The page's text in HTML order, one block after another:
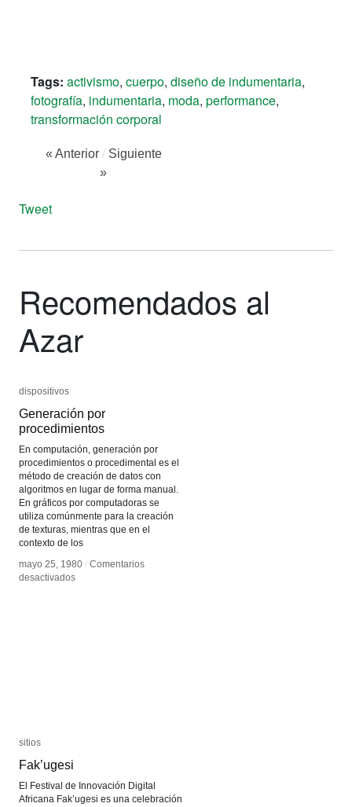
Tags: activismo, cuerpo, diseño de indumentaria,
fotografía, indumentaria, moda, performance,
transformación corporal
« Anterior / Siguiente
»
Tweet
Recomendados al
Azar
dispositivos
Generación por
procedimientos
En computación, generación por
procedimientos o procedimental es el
método de creación de datos con
algoritmos en lugar de forma manual.
En gráficos por computadoras se
utiliza comúnmente para la creación
de texturas, mientras que en el
contexto de los
mayo 25, 1980 / Comentarios
desactivadosen
dispositivos
Generación por
procedimientos
mayo 25, 1980 / Comentarios
desactivadosen
sitios
Fak’ugesi
El Festival de Innovación Digital
Africana Fak’ugesi es una celebración
sitios
Fak’ugesi